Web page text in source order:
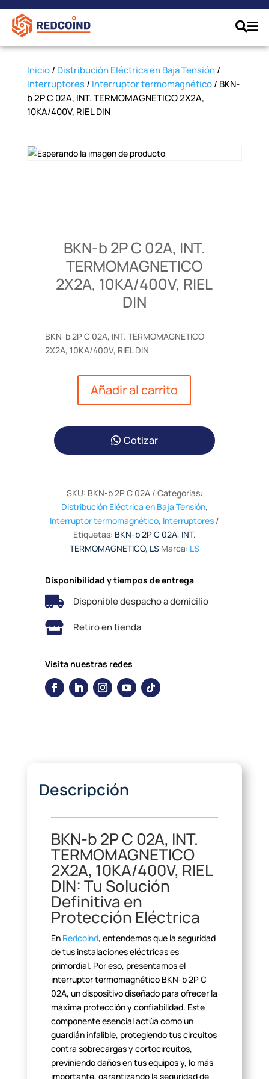
Inicio/ Distribución Eléctrica en Baja Tensión/
Interruptores/ Interruptor termomagnético/ BKN-
b 2P C 02A, INT. TERMOMAGNETICO 2X2A,
10KA/400V, RIEL DIN
BKN-b 2P C 02A, INT.
TERMOMAGNETICO
2X2A, 10KA/400V, RIEL
DIN
BKN-b 2P C 02A, INT. TERMOMAGNETICO
2X2A, 10KA/400V, RIEL DIN
Añadir al carrito
Cotizar
SKU: BKN-b 2P C 02A
Categorías:
Distribución Eléctrica en Baja Tensión,
Interruptor termomagnético, Interruptores
Etiquetas: BKN-b 2P C 02A, INT.
TERMOMAGNETICO, LS Marca: LS
Disponibilidad y tiempos de entrega
 Disponible despacho a domicilio
 Retiro en tienda
Visita nuestras redes
Descripción
BKN-b 2P C 02A, INT.
TERMOMAGNETICO
2X2A, 10KA/400V, RIEL
DIN: Tu Solución
Definitiva en
Protección Eléctrica
En Redcoind, entendemos que la seguridad
de tus instalaciones eléctricas es
primordial. Por eso, presentamos el
interruptor termomagnético BKN-b 2P C
02A, un dispositivo diseñado para ofrecer la
máxima protección y confiabilidad. Este
componente esencial actúa como un
guardián infalible, protegiendo tus circuitos
contra sobrecargas ycortocircuitos,
previniendo daños en tus equipos y, lo más
importante, garantizando la seguridad de